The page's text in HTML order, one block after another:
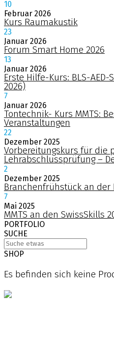
10
Februar 2026
Kurs Raumakustik
23
Januar 2026
Forum Smart Home 2026
13
Januar 2026
Erste Hilfe-Kurs: BLS-
2026)
7
Januar 2026
Tontechnik- Kurs MMTS:
Veranstaltungen
22
Dezember 2025
Vorbereitungskurs für die
Lehrabschlussprüfung –
2
Dezember 2025
Branchenfrühstück an der
7
Mai 2025
MMTS an den SwissSkills
PORTFOLIO
SUCHE
SHOP
Es befinden sich keine